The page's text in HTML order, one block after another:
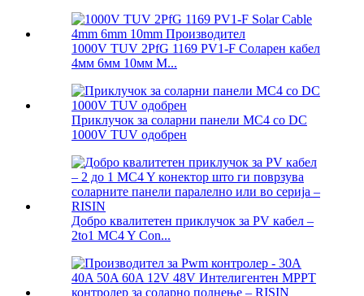
1000V TUV 2PfG 1169 PV1-F Соларен кабел
4мм 6мм 10мм М...
Приклучок за соларни панели MC4 со DC
1000V TUV одобрен
Добро квалитетен приклучок за PV кабел –
2to1 MC4 Y Con...